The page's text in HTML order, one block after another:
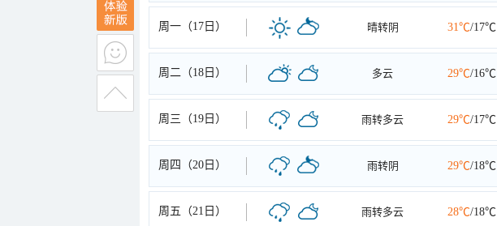
周一（17日） 晴转阴 31℃/17℃
周二（18日） 多云 29℃/16℃
周三（19日） 雨转多云 29℃/17℃
周四（20日） 雨转阴 29℃/18℃
周五（21日） 雨转多云 28℃/18℃